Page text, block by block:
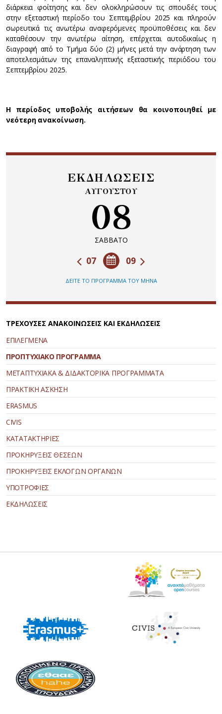
διάρκεια φοίτησης και δεν ολοκληρώσουν τις σπουδές τους
στην εξεταστική περίοδο του Σεπτεμβρίου 2025 και πληρούν
σωρευτικά τις ανωτέρω αναφερόμενες προϋποθέσεις και δεν
καταθέσουν την ανωτέρω αίτηση, επέρχεται αυτοδικαίως η
διαγραφή από το Τμήμα δύο (2) μήνες μετά την ανάρτηση των
αποτελεσμάτων της επαναληπτικής εξεταστικής περιόδου του
Σεπτεμβρίου 2025.
Η περίοδος υποβολής αιτήσεων θα κοινοποιηθεί με
νεότερη ανακοίνωση.
ΕΚΔΗΛΩΣΕΙΣ
ΑΥΓΟΥΣΤΟΥ
08
ΣΑΒΒΑΤΟ
09
07
ΔΕΙΤΕ ΤΟ ΠΡΟΓΡΑΜΜΑ ΤΟΥ ΜΗΝΑ
ΤΡΕΧΟΥΣΕΣ ΑΝΑΚΟΙΝΩΣΕΙΣ ΚΑΙ ΕΚΔΗΛΩΣΕΙΣ
ΕΠΙΛΕΓΜΕΝΑ
ΠΡΟΠΤΥΧΙΑΚΟ ΠΡΟΓΡΑΜΜΑ
ΜΕΤΑΠΤΥΧΙΑΚΑ & ΔΙΔΑΚΤΟΡΙΚΑ ΠΡΟΓΡΑΜΜΑΤΑ
ΠΡΑΚΤΙΚΗ ΑΣΚΗΣΗ
ERASMUS
CIVIS
ΚΑΤΑΤΑΚΤΗΡΙΕΣ
ΠΡΟΚΗΡΥΞΕΙΣ ΘΕΣΕΩΝ
ΠΡΟΚΗΡΥΞΕΙΣ ΕΚΛΟΓΩΝ ΟΡΓΑΝΩΝ
ΥΠΟΤΡΟΦΙΕΣ
ΕΚΔΗΛΩΣΕΙΣ